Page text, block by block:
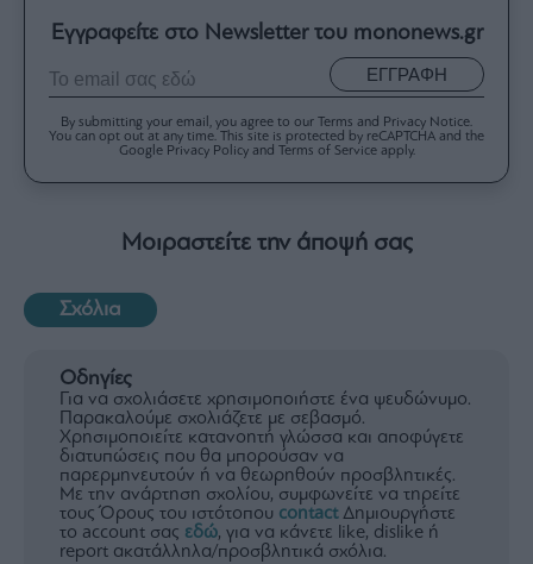
Εγγραφείτε στο Newsletter του mononews.gr
ΕΓΓΡΑΦΗ
By submitting your email, you agree to our Terms and Privacy Notice.
You can opt out at any time. This site is protected by reCAPTCHA and the
Google Privacy Policy and Terms of Service apply.
Μοιραστείτε την άποψή σας
Σχόλια
Οδηγίες
Για να σχολιάσετε χρησιμοποιήστε ένα ψευδώνυμο.
Παρακαλούμε σχολιάζετε με σεβασμό.
Χρησιμοποιείτε κατανοητή γλώσσα και αποφύγετε
διατυπώσεις που θα μπορούσαν να
παρερμηνευτούν ή να θεωρηθούν προσβλητικές.
Με την ανάρτηση σχολίου, συμφωνείτε να τηρείτε
τους Όρους του ιστότοπου contactΔημιουργήστε
το account σας εδώ, για να κάνετε like, dislike ή
report ακατάλληλα/προσβλητικά σχόλια.